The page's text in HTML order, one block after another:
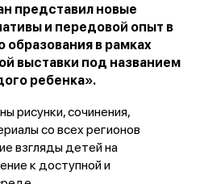
представил новые
и передовой опыт в
образования в рамках
выставки под названием
ребенка».
рисунки, сочинения,
со всех регионов
взгляды детей на
к доступной и